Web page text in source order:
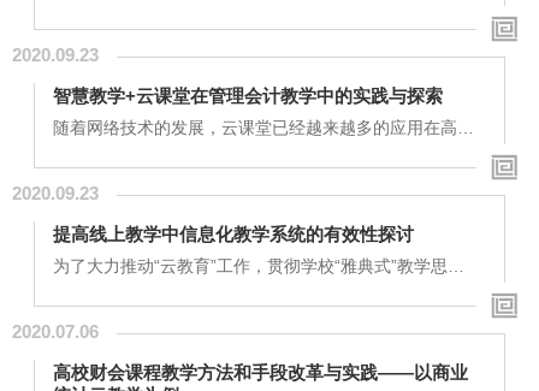
题。本文主要以西南财经大学天府学院会计学院开设的
《管理会计实务》课程为例,以同行评价的视角出发把课程
学课程考核方式的探讨，总结出考核应该从学生，老师和
课程三个方向出发，结合课程的特点来进...
2020.09.23
智慧教学+云课堂在管理会计教学中的实践与探索
随着网络技术的发展，云课堂已经越来越多的应用在高校
以管理会计这门课程为例，详细讨论了7个教学班的云课堂
教学，包括课前资料推送和通知，课上点名、提问、授课
时结合智慧教学，通过云课堂数据分析挖掘教学信息，进
而反馈给教师以改进教学。研究表明智慧教学和云课...
2020.09.23
提高线上教学中信息化教学系统的有效性探讨
为了大力推动“云教育”工作，贯彻学校“雅典式”教学思
定的时期更应该提高教学活动中的沟通有效性。想要线上
教学更高效，信息化教学系统就必须晚完善，本文就线上
安排还有线上教学质量提高的一些有效措施展开讨论。 关
2020.07.06
高校财会课程教学方法和手段改革与实践——以商业